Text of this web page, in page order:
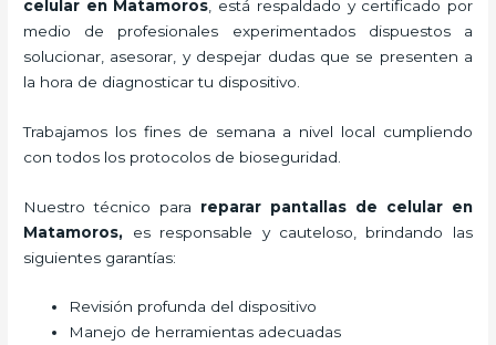
celular en Matamoros , está respaldado y certificado por
medio de profesionales experimentados dispuestos a
solucionar, asesorar, y despejar dudas que se presenten a
la hora de diagnosticar tu dispositivo.
Trabajamos los fines de semana a nivel local cumpliendo
con todos los protocolos de bioseguridad.
Nuestro técnico para reparar pantallas de celular en
Matamoros, es responsable y cauteloso, brindando las
siguientes garantías:
Revisión profunda del dispositivo
Manejo de herramientas adecuadas